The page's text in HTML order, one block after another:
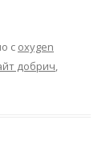
с oxygen
добрич,